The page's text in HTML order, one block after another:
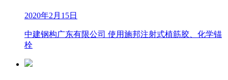
2020年2月15日
中建钢构广东有限公司 使用施邦注射式植筋胶、化学锚
栓